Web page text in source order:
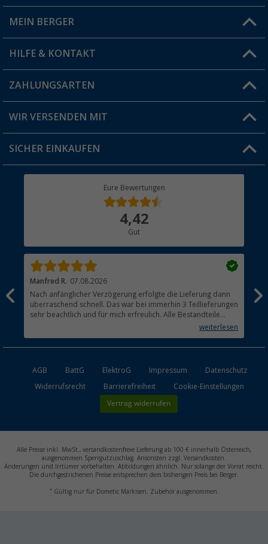
Filiale finden
MEIN BERGER
Vorteilskarte
Blog
Jobs & Karriere
HILFE & KONTAKT
FAQ & Kontakt
Versandinformationen
Rücksendung
ZAHLUNGSARTEN
WIR VERSENDEN MIT
SICHER EINKAUFEN
Eure Bewertungen
4,42
Gut
Manfred R. 07.08.2026
Nach anfänglicher Verzögerung erfolgte die Lieferung dann
überraschend schnell. Das war bei immerhin 3 Teillieferungen
sehr beachtlich und für mich erfreulich. Alle Bestandteile
waren gut verpackt und in Ordnung. Das Gerät (Gasgrill)weiterlesen
AGB BattG ElektroG Impressum
Datenschutz
Widerrufsrecht
Barrierefreiheit Cookie-Einstellungen
Vertrag widerrufen
Alle Preise inkl. MwSt., versandkostenfreie Lieferung ab 100 € innerhalb Österreich,
ausgenommen Sperrgutzuschlag. Ansonsten zzgl. Versandkosten.
Änderungen und Irrtümer vorbehalten. Abbildungen ähnlich. Nur solange der Vorrat reicht.
Die durchgestrichenen Preise entsprechen dem bisherigen Preis bei Berger.
*Gültig nur für Dometic Markisen. Zubehör ausgenommen.